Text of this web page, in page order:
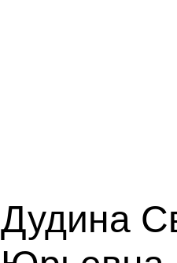
Дудина